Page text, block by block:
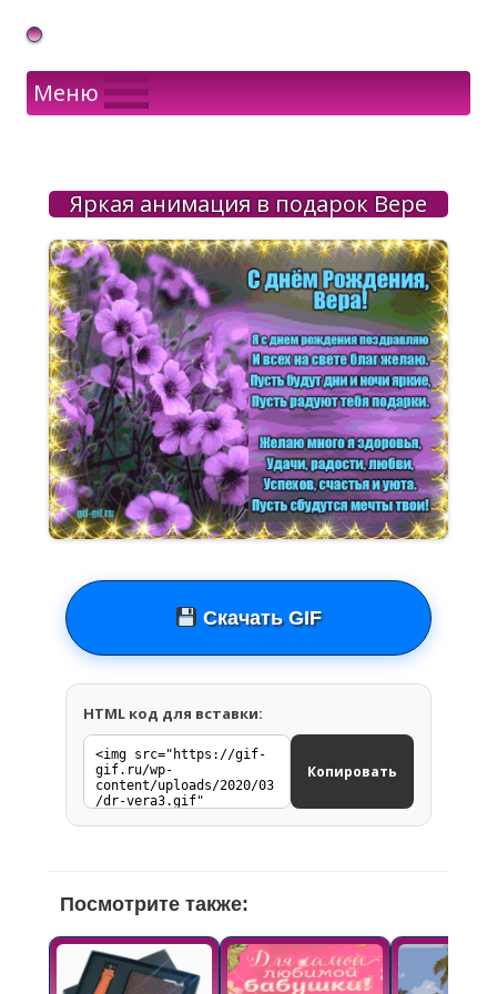
Gif Открытки в подарок
Меню
Яркая анимация в подарок Вере
Скачать GIF
HTML код для вставки:
Копировать
Посмотрите также: